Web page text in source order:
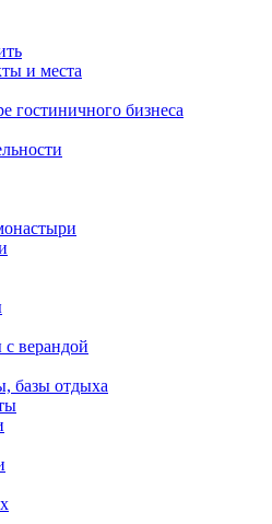
и места
гостиничного бизнеса
с верандой
базы отдыха